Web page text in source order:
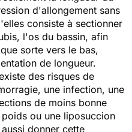
d'allongement sans
consiste à sectionner
l'os du bassin, afin
sorte vers le bas,
de longueur.
des risques de
une infection, une
de moins bonne
ou une liposuccion
donner cette